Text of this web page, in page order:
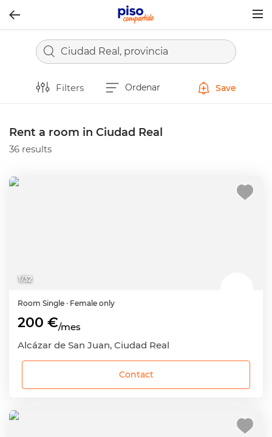
Ciudad Real, provincia
Filters Ordenar Save
Rent a room in Ciudad Real
36 results
1/32
Room Single · Female only
200 €/mes
Alcázar de San Juan, Ciudad Real
Contact